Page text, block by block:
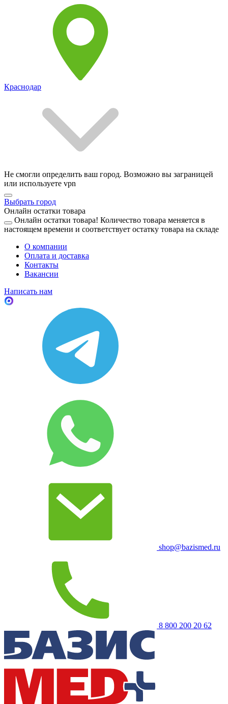
Краснодар
Не смогли определить ваш город. Возможно вы заграницей
или используете vpn
Выбрать город
Онлайн остатки товара
Онлайн остатки товара! Количество товара меняется в
настоящем времени и соответствует остатку товара на складе
О компании
Оплата и доставка
Контакты
Вакансии
Написать нам
shop@bazismed.ru
8 800 200 20 62